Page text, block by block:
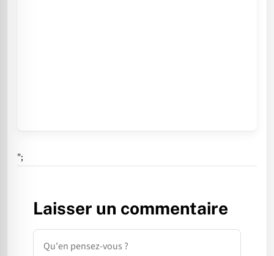
";
Laisser un commentaire
Commentaire